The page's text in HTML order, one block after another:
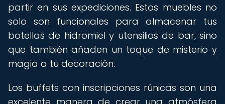
partir en sus expediciones. Estos muebles no
solo son funcionales para almacenar tus
botellas de hidromiel y utensilios de bar, sino
que también añaden un toque de misterio y
magia a tu decoración.
Los buffets con inscripciones rúnicas son una